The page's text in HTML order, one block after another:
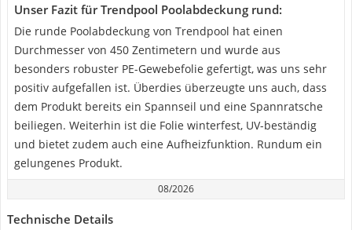
Unser Fazit für Trendpool Poolabdeckung rund:
Die runde Poolabdeckung von Trendpool hat einen
Durchmesser von 450 Zentimetern und wurde aus
besonders robuster PE-Gewebefolie gefertigt, was uns sehr
positiv aufgefallen ist. Überdies überzeugte uns auch, dass
dem Produkt bereits ein Spannseil und eine Spannratsche
beiliegen. Weiterhin ist die Folie winterfest, UV-beständig
und bietet zudem auch eine Aufheizfunktion. Rundum ein
gelungenes Produkt.
08/2026
Technische Details